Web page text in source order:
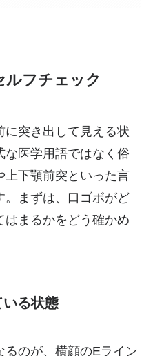
ルフチェック
に突き出して見える状
医学用語ではなく俗
上下顎前突といった言
。まずは、口ゴボがど
はまるかをどう確かめ
る状態
るのが、横顔のEライン